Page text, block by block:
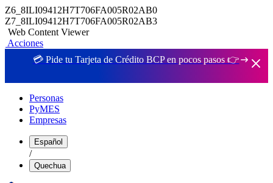
Z6_8ILI09412H7T706FA005R02AB0
Z7_8ILI09412H7T706FA005R02AB3
Web Content Viewer
Acciones
💳 Pide tu Tarjeta de Crédito BCP en pocos pasos 👉
Personas
PyMES
Empresas
Español
/
Quechua